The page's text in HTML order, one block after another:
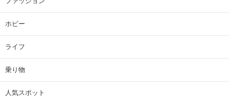
ホビー
ライフ
乗り物
人気スポット